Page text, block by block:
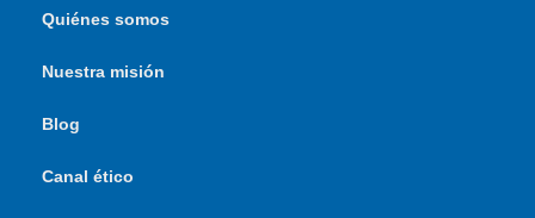
Quiénes somos
Nuestra misión
Blog
Canal ético